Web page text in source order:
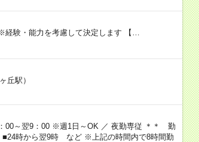
験・能力を考慮して決定します 【…
丘駅）
00～翌9：00 ※週1日～OK ／ 夜勤専従 ＊＊ 勤
時から翌9時 など ※上記の時間内で8時間勤